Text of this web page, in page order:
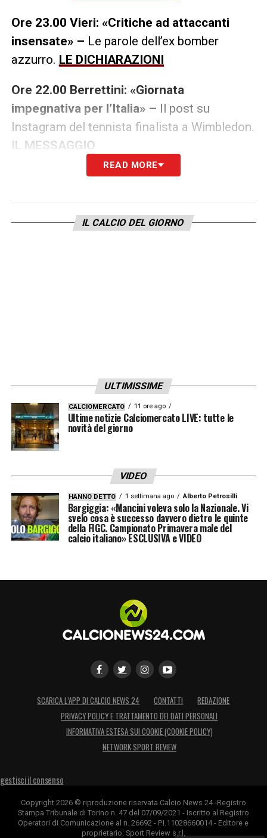
Ore 23.00 Vieri: «Critiche ad attaccanti
insensate» – Le parole dell’ex bomber
azzurro. LE DICHIARAZIONI
Ore 22.00 Berrettini: «Giornata
impegnativa per l’Italia» – Il post su
Instagram del tennista finalista a Wimbledon.
IL MESSAGGIO
Ore 21.00 La Regina Elisabetta scrive
LA LETTERA
Ore 18.30 Mancini: «Domani vogliamo
giocare la nostra partita» –La conferenza
stampa del ct dell’Italia.
pizzico di follia» –La conferenza stampa
del capitano dell’Italia.LA CONFERENZA
Ore 18.00 Gravina: «Vogliamo portare la
Ore 17.20 L’Hellas Verona dirama la lista
dei convocati per il ritiro –
nuovo arrivato Hongla.LA LISTA
Ore 16.30 Filippo Inzaghi: «Scelto il Brescia
delle Rondinelle.LE DICHIARAZIONI
Ore 16.15 Inghilterra in lutto –Morto Paul
Mariner, ex nazionale inglese.LA NOTIZIA
Ore 15.30 Harry Kane a Sky Sport: «Con
Bunucci-Chiellini sarà una grande
battaglia» –Le parole dell’attaccante
READ MORE
IL CALCIO DEL GIORNO
ULTIMISSIME
CALCIOMERCATO 11 ore ago
Ultime notizie Calciomercato LIVE: tutte le
novità del giorno
VIDEO
HANNO DETTO 1 settimana ago Alberto Petrosilli
Bargiggia: «Mancini voleva solo la Nazionale. Vi
svelo cosa è successo davvero dietro le quinte
della FIGC. Campionato Primavera male del
calcio italiano» ESCLUSIVA e VIDEO
SCARICA L’APP DI CALCIO NEWS 24 CONTATTI
REDAZIONE
PRIVACY POLICY E TRATTAMENTO DEI DATI PERSONALI
INFORMATIVA ESTESA SUI COOKIE (COOKIE POLICY)
NETWORK SPORT REVIEW
gestisci il consenso
Copyright 2026 © riproduzione riservata Calcio News 24 -Registro
Stampa Tribunale di Torino n. 47 del 07/09/2021 - Iscritto al Registro
Operatori di Comunicazione al n. 26692 - P.I.11028660014 - Editore e
proprietario: Sport Review s.r.l.